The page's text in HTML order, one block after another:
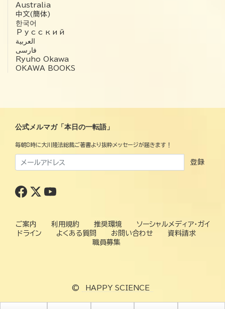
Australia
中文(簡体)
한국어
Русский
العربية‏
فارسی
Ryuho Okawa
OKAWA BOOKS
公式メルマガ「本日の一転語」
毎朝8時に大川隆法総裁ご著書より抜粋メッセージが届きます！
登録
ご案内 利用規約 推奨環境
ソーシャルメディア・ガイ
ドライン
よくある質問 お問い合わせ
資料請求
職員募集
© HAPPY SCIENCE